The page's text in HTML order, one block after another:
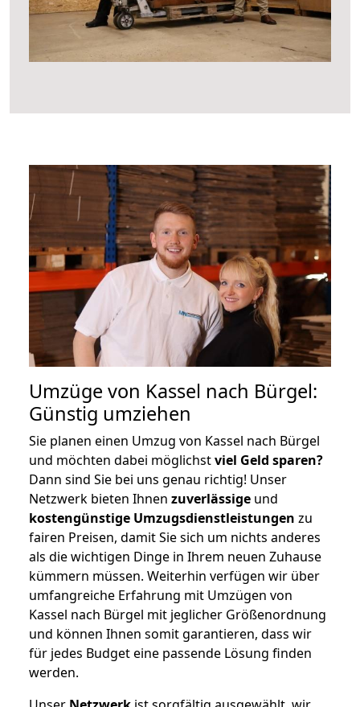
Umzüge von Kassel nach Bürgel:
Günstig umziehen
Sie planen einen Umzug von Kassel nach Bürgel
und möchten dabei möglichstviel Geld sparen?
Dann sind Sie bei uns genau richtig! Unser
Netzwerk bieten Ihnen zuverlässige und
kostengünstige Umzugsdienstleistungen zu
fairen Preisen, damit Sie sich um nichts anderes
als die wichtigen Dinge in Ihrem neuen Zuhause
kümmern müssen. Weiterhin verfügen wir über
umfangreiche Erfahrung mit Umzügen von
Kassel nach Bürgel mit jeglicher Größenordnung
und können Ihnen somit garantieren, dass wir
für jedes Budget eine passende Lösung finden
werden.